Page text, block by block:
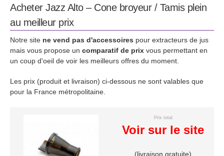
Acheter Jazz Alto – Cone broyeur / Tamis plein
au meilleur prix
Notre site ne vend pas d'accessoires pour extracteurs de jus
mais vous propose un comparatif de prix vous permettant en
un coup d'oeil de voir les meilleurs offres du moment.
Les prix (produit et livraison) ci-dessous ne sont valables que
pour la France métropolitaine.
Prix total
Voir sur le site
(livraison gratuite)